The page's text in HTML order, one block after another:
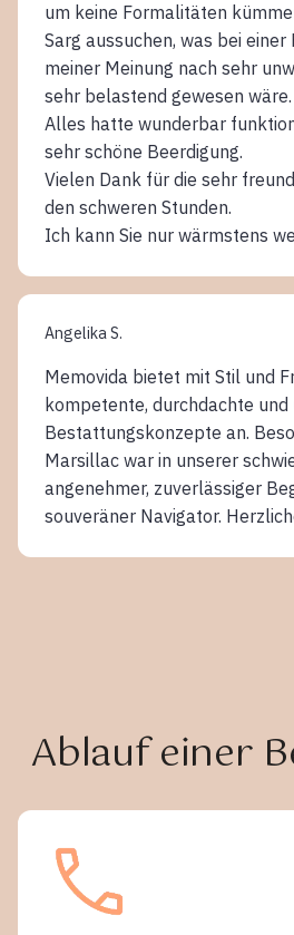
um keine Formalitäten
Sarg aussuchen, was bei
meiner Meinung nach sehr
sehr belastend gewesen wäre.
Alles hatte wunderbar
sehr schöne Beerdigung.
Vielen Dank für die sehr
den schweren Stunden.
Ich kann Sie nur wärmstens
Angelika S.
Memovida bietet mit Stil und
kompetente, durchdachte
Bestattungskonzepte an.
Marsillac war in unserer
angenehmer, zuverlässiger
souveräner Navigator.
Ablauf einer